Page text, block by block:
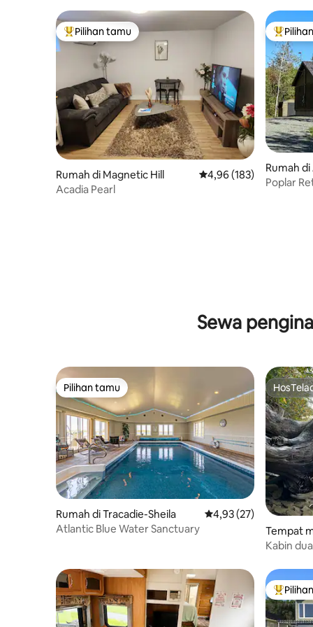
Pilihan tamu terpopuler
Pilihan tamu
Rumah di Magnetic Hill Nilai rata-rata 4,96 dari
4,96 (183)
Acadia Pearl
Pilihan
Rumah
Poplar
Sewa
Pilihan tamu
Pilihan tamu
Rumah di Tracadie-Sheila Nilai rata-rata 4,93
4,93 (27)
Atlantic Blue Water Sanctuary
Tempat
ac
Kabin
Pilihan